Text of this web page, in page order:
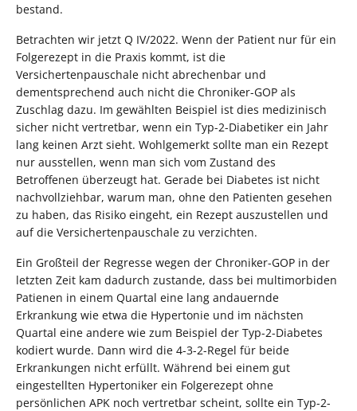
bestand.
Betrachten wir jetzt Q IV/2022. Wenn der Patient nur für ein
Folgerezept in die Praxis kommt, ist die
Versichertenpauschale nicht abrechenbar und
dementsprechend auch nicht die Chroniker-GOP als
Zuschlag dazu. Im gewählten Beispiel ist dies medizinisch
sicher nicht vertretbar, wenn ein Typ-2-Diabetiker ein Jahr
lang keinen Arzt sieht. Wohlgemerkt sollte man ein Rezept
nur ausstellen, wenn man sich vom Zustand des
Betroffenen überzeugt hat. Gerade bei Diabetes ist nicht
nachvollziehbar, warum man, ohne den Patienten gesehen
zu haben, das Risiko eingeht, ein Rezept auszustellen und
auf die Versichertenpauschale zu verzichten.
Ein Großteil der Regresse wegen der Chroniker-GOP in der
letzten Zeit kam dadurch zustande, dass bei multimorbiden
Patienen in einem Quartal eine lang andauernde
Erkrankung wie etwa die Hypertonie und im nächsten
Quartal eine andere wie zum Beispiel der Typ-2-Diabetes
kodiert wurde. Dann wird die 4-3-2-Regel für beide
Erkrankungen nicht erfüllt. Während bei einem gut
eingestellten Hypertoniker ein Folgerezept ohne
persönlichen APK noch vertretbar scheint, sollte ein Typ-2-